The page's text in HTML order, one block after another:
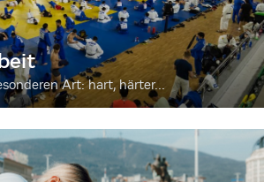
Art: hart, härter...